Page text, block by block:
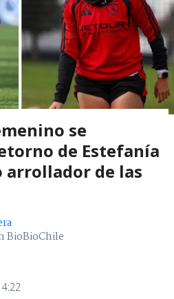
se
de Estefanía
arrollador de las
BioBioChile